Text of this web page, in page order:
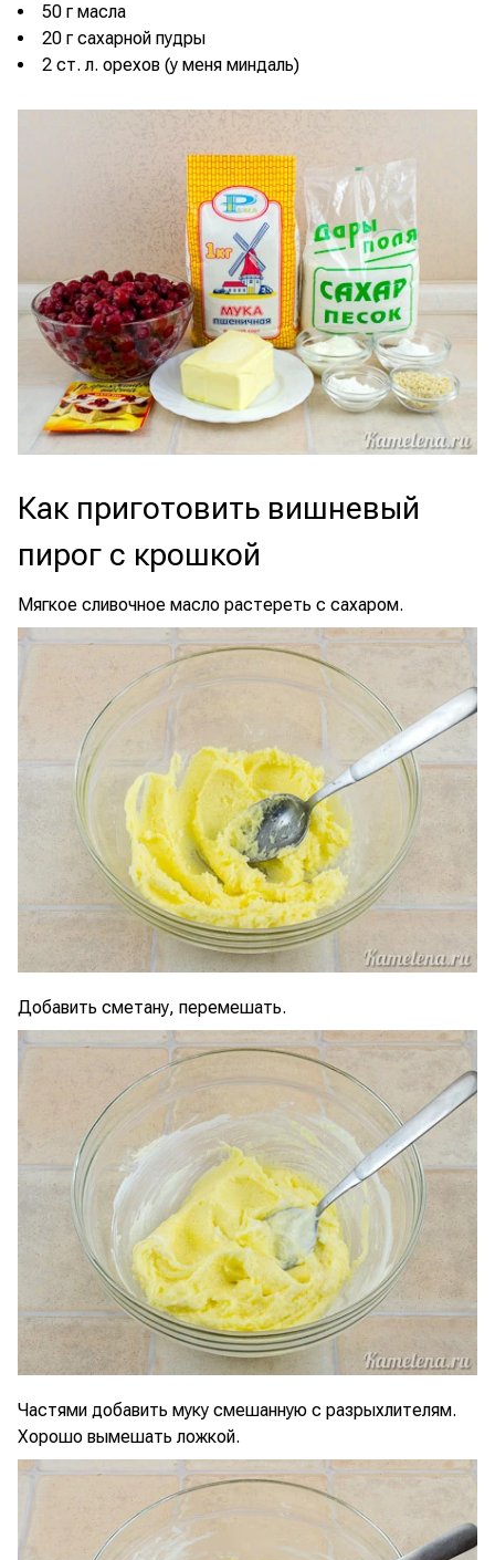
50 г масла
20 г сахарной пудры
2 ст. л. орехов (у меня миндаль)
Как приготовить вишневый
пирог с крошкой
Мягкое сливочное масло растереть с сахаром.
Добавить сметану, перемешать.
Частями добавить муку смешанную с разрыхлителям.
Хорошо вымешать ложкой.